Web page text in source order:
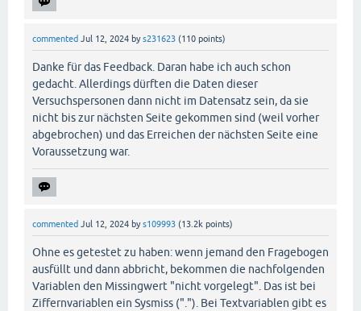
commented Jul 12, 2024 bys231623 (110 points)
Danke für das Feedback. Daran habe ich auch schon
gedacht. Allerdings dürften die Daten dieser
Versuchspersonen dann nicht im Datensatz sein, da sie
nicht bis zur nächsten Seite gekommen sind (weil vorher
abgebrochen) und das Erreichen der nächsten Seite eine
Voraussetzung war.
commented Jul 12, 2024 bys109993 (13.2k points)
Ohne es getestet zu haben: wenn jemand den Fragebogen
ausfüllt und dann abbricht, bekommen die nachfolgenden
Variablen den Missingwert "nicht vorgelegt". Das ist bei
Ziffernvariablen ein Sysmiss ("."). Bei Textvariablen gibt es